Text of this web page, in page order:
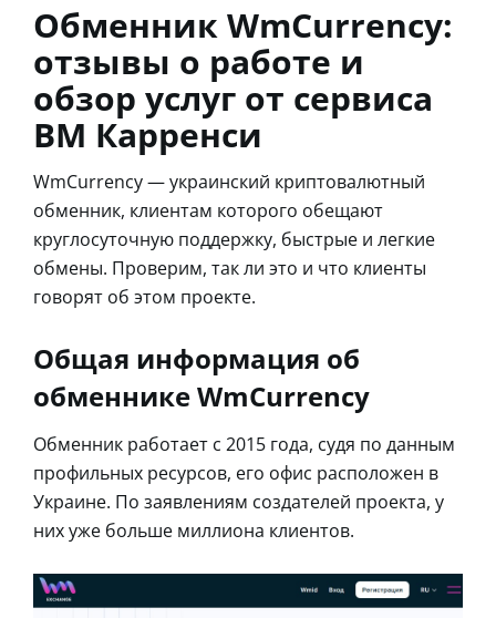
Обменник WmCurrency:
отзывы о работе и
обзор услуг от сервиса
ВМ Карренси
WmCurrency — украинский криптовалютный
обменник, клиентам которого обещают
круглосуточную поддержку, быстрые и легкие
обмены. Проверим, так ли это и что клиенты
говорят об этом проекте.
Общая информация об
обменнике WmCurrency
Обменник работает с 2015 года, судя по данным
профильных ресурсов, его офис расположен в
Украине. По заявлениям создателей проекта, у
них уже больше миллиона клиентов.